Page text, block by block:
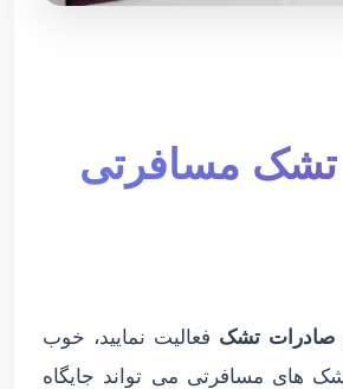
مسافرتی
صادرات تشک فعالیت نمایید، خوب
های مسافرتی می تواند جایگاه